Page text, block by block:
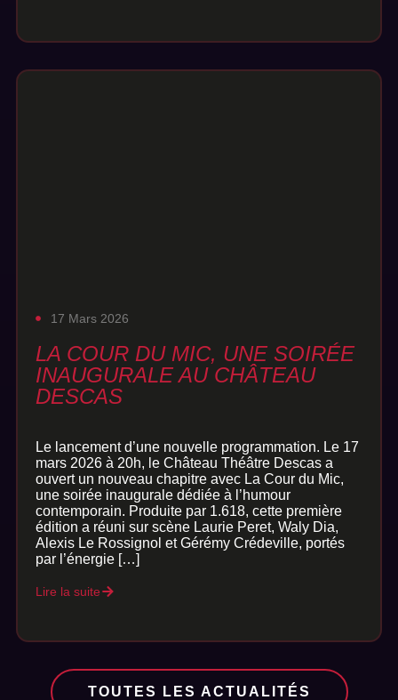
17 Mars 2026
LA COUR DU MIC, UNE SOIRÉE
INAUGURALE AU CHÂTEAU
DESCAS
Le lancement d’une nouvelle programmation. Le 17
mars 2026 à 20h, le Château Théâtre Descas a
ouvert un nouveau chapitre avec La Cour du Mic,
une soirée inaugurale dédiée à l’humour
contemporain. Produite par 1.618, cette première
édition a réuni sur scène Laurie Peret, Waly Dia,
Alexis Le Rossignol et Gérémy Crédeville, portés
par l’énergie […]
Lire la suite
TOUTES LES ACTUALITÉS